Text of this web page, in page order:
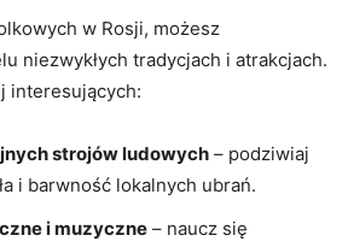
w Rosji, możesz
niezwykłych tradycjach i atrakcjach.
interesujących:
strojów ludowych – podziwiaj
i ⁢barwność⁣ lokalnych ‌ubrań.
i muzyczne ⁣– ⁢naucz⁣ się